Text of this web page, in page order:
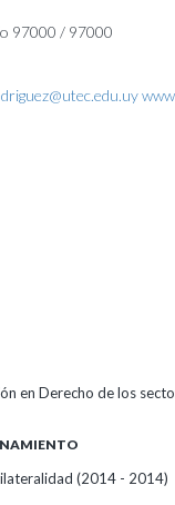
97000 / 97000
en Derecho de los
(2014 - 2014)